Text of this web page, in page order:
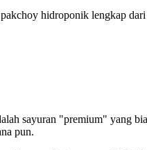
hidroponik lengkap
sayuran "premium" yang
pun.